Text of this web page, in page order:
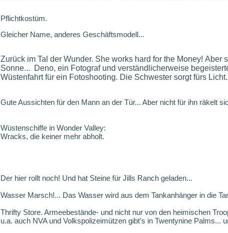
Pflichtkostüm.
Gleicher Name, anderes Geschäftsmodell...
Zurück im Tal der Wunder. She works hard for the Money! Aber
Sonne... Deno, ein Fotograf und verständlicherweise
Wüstenfahrt für ein Fotoshooting. Die Schwester sorgt fürs Licht.
Gute Aussichten für den Mann an der Tür... Aber nicht für ihn räkelt
Wüstenschiffe in Wonder Valley:
Wracks, die keiner mehr abholt.
Der hier rollt noch! Und hat Steine für Jills Ranch geladen...
Wasser Marsch!... Das Wasser wird aus dem Tankanhänger in die
Thrifty Store. Armeebestände- und nicht nur von den heimischen
u.a. auch NVA und Volkspolizeimützen gibt's in Twentynine Palms...